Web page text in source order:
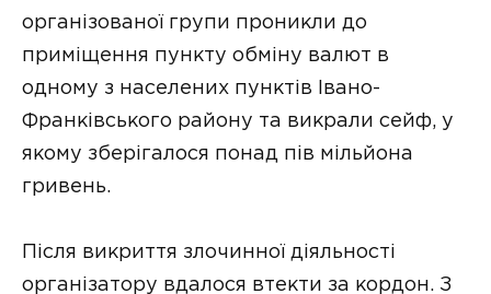
організованої групи проникли до
приміщення пункту обміну валют в
одному з населених пунктів Івано-
Франківського району та викрали сейф, у
якому зберігалося понад пів мільйона
гривень.
Після викриття злочинної діяльності
організатору вдалося втекти за кордон. З